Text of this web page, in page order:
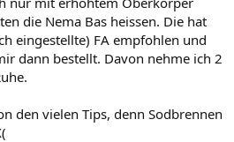
die Nema Bas heissen. Die hat
eingestellte) FA empfohlen und
dann bestellt. Davon nehme ich 2
den vielen Tips, denn Sodbrennen